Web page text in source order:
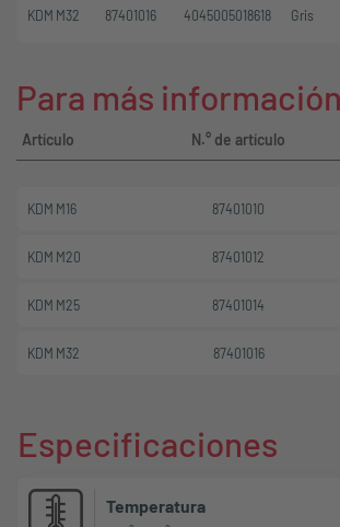
KDM M32 87401016 4045005018618 Gris
Para más información
Artículo N.° de artículo
KDM M16 87401010
KDM M20 87401012
KDM M25 87401014
KDM M32 87401016
Especificaciones
Temperatura